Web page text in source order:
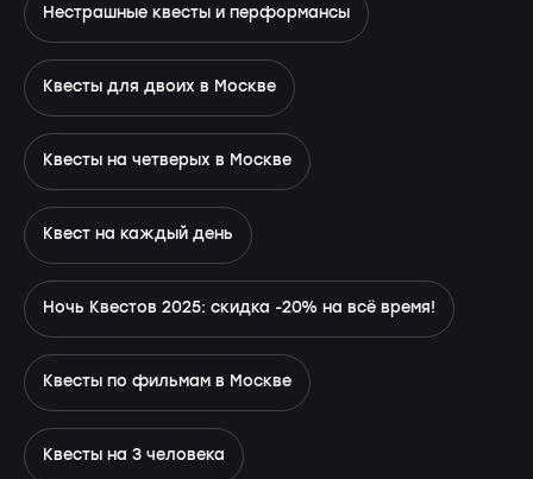
Нестрашные квесты и перформансы
Квесты для двоих в Москве
Квесты на четверых в Москве
Квест на каждый день
Ночь Квестов 2025: скидка -20% на всё время!
Квесты по фильмам в Москве
Квесты на 3 человека